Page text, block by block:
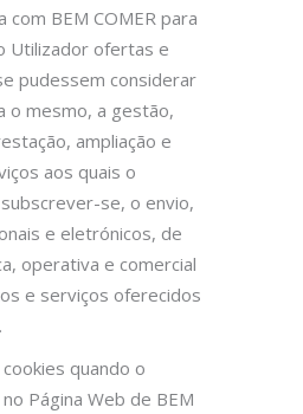
com BEM COMER para
Utilizador ofertas e
pudessem considerar
o mesmo, a gestão,
ampliação e
aos quais o
se, o envio,
e eletrónicos, de
operativa e comercial
e serviços oferecidos
cookies quando o
Página Web de BEM